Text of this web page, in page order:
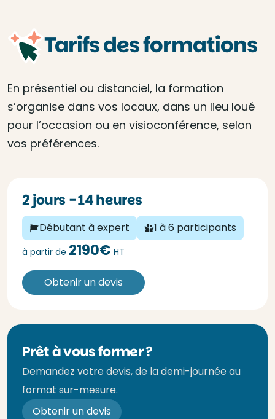
Tarifs des formations
En présentiel ou distanciel, la formation
s’organise dans vos locaux, dans un lieu loué
pour l’occasion ou en visioconférence, selon
vos préférences.
2 jours - 14 heures
Débutant à expert 1 à 6 participants
à partir de 2190€ HT
Obtenir un devis
Prêt à vous former ?
Demandez votre devis, de la demi-journée au
format sur-mesure.
Obtenir un devis